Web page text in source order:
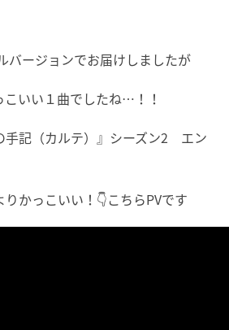
バージョンでお届けしましたが
こいい１曲でしたね…！！
手記（カルテ）』シーズン2 エン
かっこいい！👇こちらPVです